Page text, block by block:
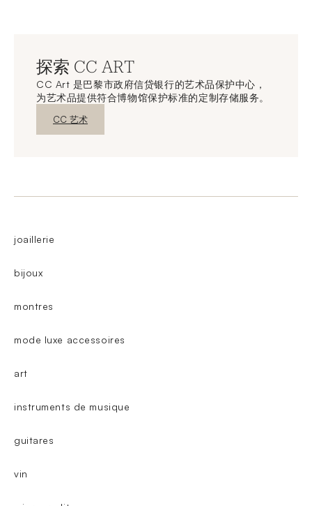
探索 CC ART
CC Art 是巴黎市政府信贷银行的艺术品保护中心，
为艺术品提供符合博物馆保护标准的定制存储服务。
新窗口发现
CC 艺术
joaillerie
bijoux
montres
mode luxe accessoires
art
instruments de musique
guitares
vin